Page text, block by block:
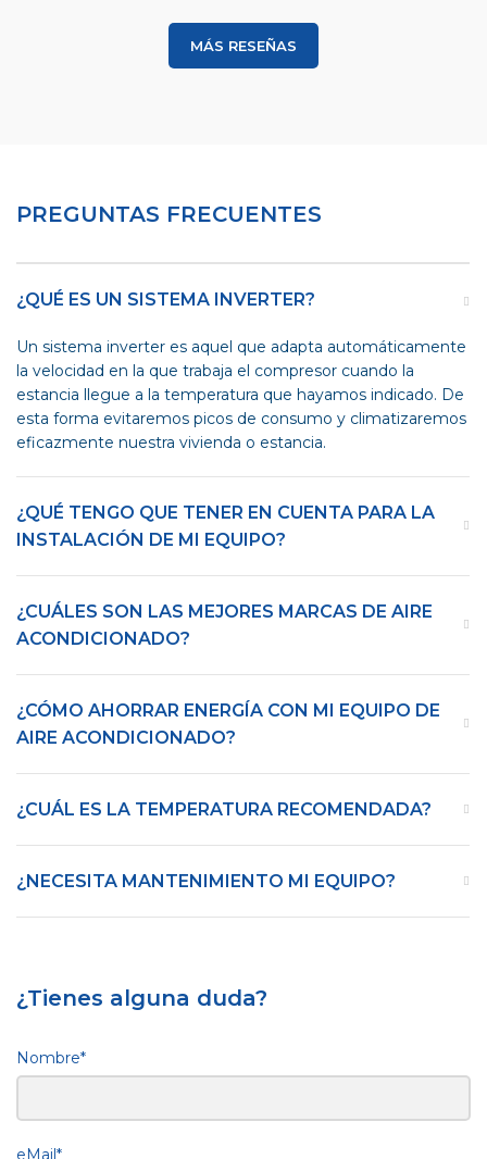
MÁS RESEÑAS
PREGUNTAS FRECUENTES
¿QUÉ ES UN SISTEMA INVERTER?
Un sistema inverter es aquel que adapta automáticamente
la velocidad en la que trabaja el compresor cuando la
estancia llegue a la temperatura que hayamos indicado. De
esta forma evitaremos picos de consumo y climatizaremos
eficazmente nuestra vivienda o estancia.
¿QUÉ TENGO QUE TENER EN CUENTA PARA LA
INSTALACIÓN DE MI EQUIPO?
¿CUÁLES SON LAS MEJORES MARCAS DE AIRE
ACONDICIONADO?
¿CÓMO AHORRAR ENERGÍA CON MI EQUIPO DE
AIRE ACONDICIONADO?
¿CUÁL ES LA TEMPERATURA RECOMENDADA?
¿NECESITA MANTENIMIENTO MI EQUIPO?
¿Tienes alguna duda?
Nombre*
eMail*